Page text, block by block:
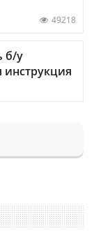
49218
б/у